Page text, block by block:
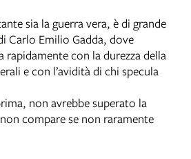
sia la guerra vera, è di grande
Carlo Emilio Gadda, dove
rapidamente con la durezza della
e con l’avidità di chi specula
non avrebbe superato la
compare se non raramente